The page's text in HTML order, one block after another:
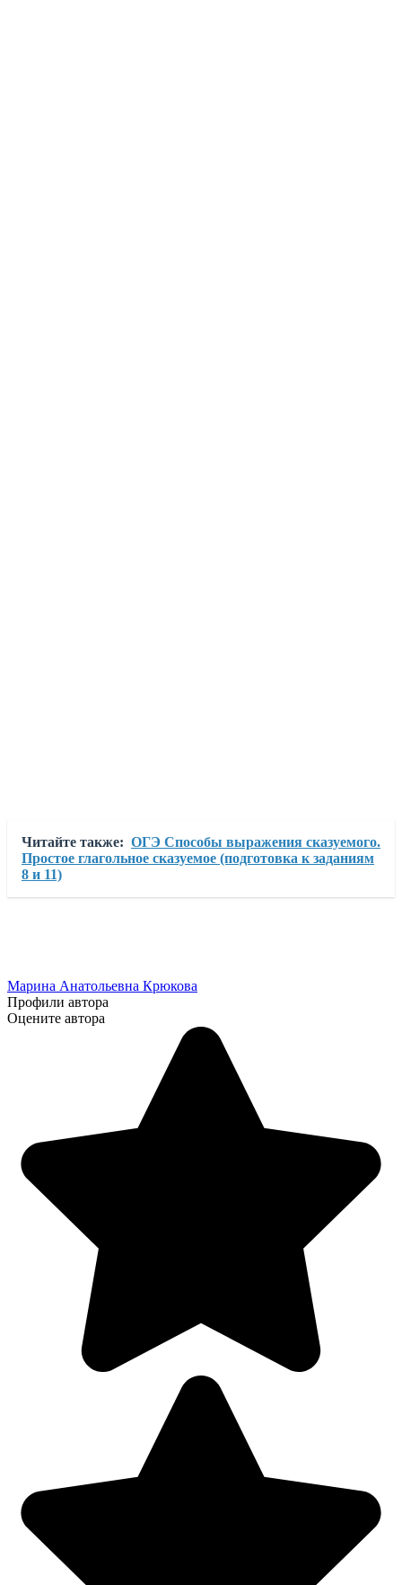
Читайте также: ОГЭ Способы выражения сказуемого.
Простое глагольное сказуемое (подготовка к заданиям
8 и 11)
Марина Анатольевна Крюкова
Профили автора
Оцените автора